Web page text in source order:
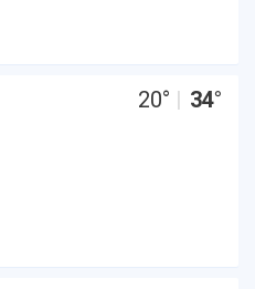
20° | 34°